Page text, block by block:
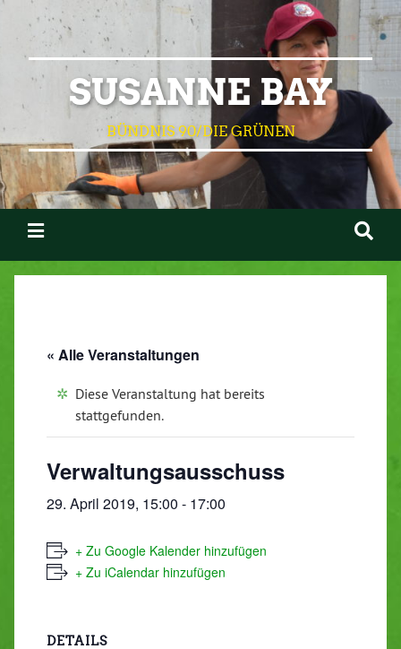
SUSANNE BAY
BÜNDNIS 90/DIE GRÜNEN
« Alle Veranstaltungen
Diese Veranstaltung hat bereits
stattgefunden.
Verwaltungsausschuss
29. April 2019, 15:00 - 17:00
+ Zu Google Kalender hinzufügen
+ Zu iCalendar hinzufügen
DETAILS